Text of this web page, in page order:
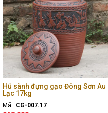
Hũ sành đựng gạo Đông Sơn Âu
Lạc 17kg
Mã : CG-007.17